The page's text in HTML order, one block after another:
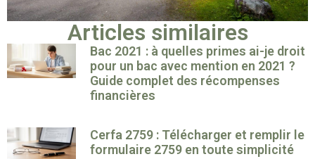
Articles similaires
Bac 2021 : à quelles primes ai-je droit
pour un bac avec mention en 2021 ?
Guide complet des récompenses
financières
Cerfa 2759 : Télécharger et remplir le
formulaire 2759 en toute simplicité